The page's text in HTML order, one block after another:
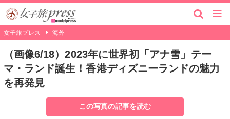
女子旅プレス 海外
（画像6/18）2023年に世界初「アナ雪」テー
マ・ランド誕生！香港ディズニーランドの魅力
を再発見
この写真の記事を読む